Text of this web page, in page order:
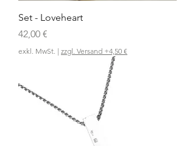
Set - Loveheart
Preis
42,00 €
exkl. MwSt. | zzgl. Versand +4,50 €